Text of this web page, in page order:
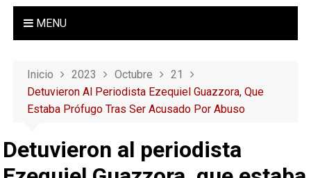
MENU
Inicio 2023 Octubre
21
Detuvieron Al Periodista Ezequiel Guazzora, Que
Estaba Prófugo Tras Ser Acusado Por Abuso
Detuvieron al periodista